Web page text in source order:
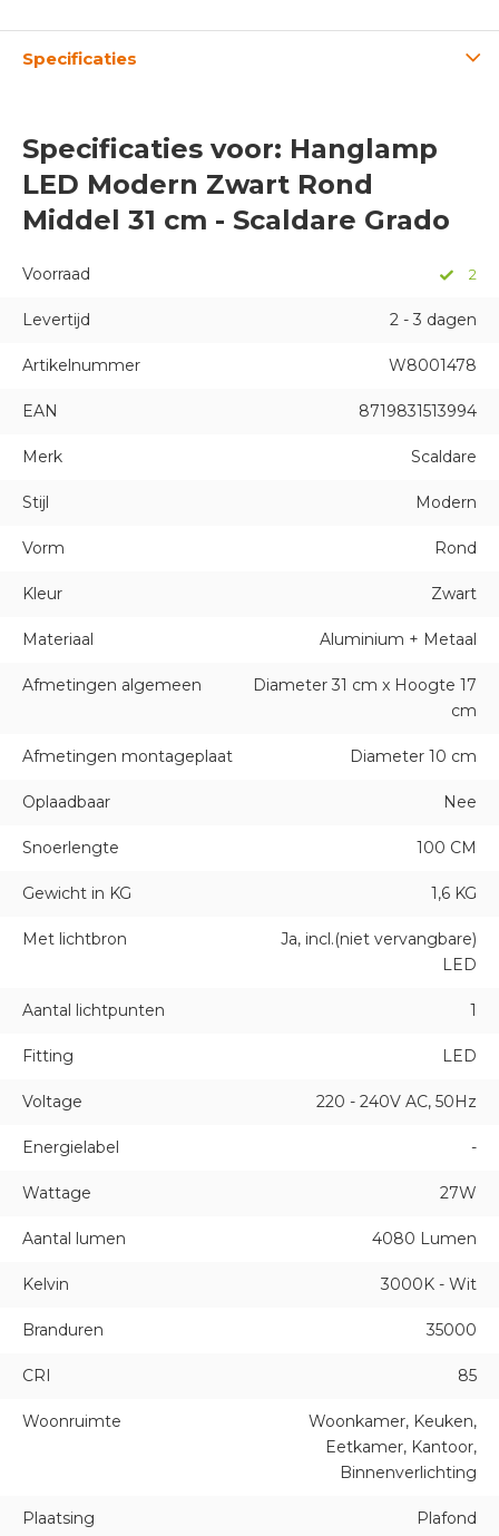
Specificaties
Specificaties voor: Hanglamp
LED Modern Zwart Rond
Middel 31 cm - Scaldare Grado
Voorraad 2
Levertijd 2 - 3 dagen
Artikelnummer W8001478
EAN 8719831513994
Merk Scaldare
Stijl Modern
Vorm Rond
Kleur Zwart
Materiaal Aluminium + Metaal
Afmetingen algemeen
Diameter 31 cm x Hoogte 17
cm
Afmetingen montageplaat Diameter 10 cm
Oplaadbaar Nee
Snoerlengte 100 CM
Gewicht in KG 1,6 KG
Met lichtbron
Ja, incl.(niet vervangbare)
LED
Aantal lichtpunten 1
Fitting LED
Voltage 220 - 240V AC, 50Hz
Energielabel -
Wattage 27W
Aantal lumen 4080 Lumen
Kelvin 3000K - Wit
Branduren 35000
CRI 85
Woonruimte
Woonkamer, Keuken,
Eetkamer, Kantoor,
Binnenverlichting
Plaatsing Plafond